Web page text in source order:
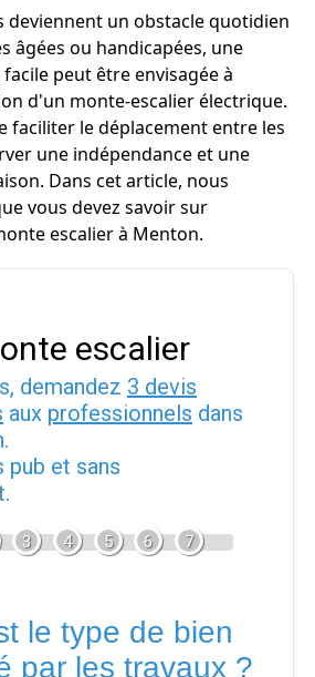
deviennent un obstacle quotidien
âgées ou handicapées, une
peut être envisagée à
d'un monte-escalier électrique.
faciliter le déplacement entre les
une indépendance et une
Dans cet article, nous
vous devez savoir sur
escalier à Menton.
escalier
demandez 3 devis
aux professionnels dans
pub et sans
3 4 5 6 7
le type de bien
par les travaux ?